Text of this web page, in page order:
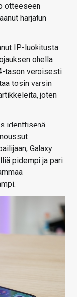
otteeseen
harjatun
IP-luokitusta
ohella
tason veroisesti
tosin varsin
joten
identtisenä
Galaxy
pidempi ja pari